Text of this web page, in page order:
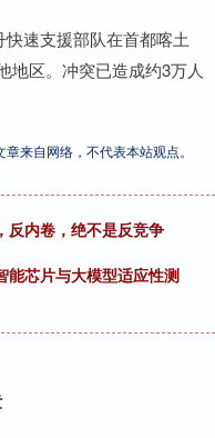
速支援部队在首都喀土
地区。冲突已造成约3万人
来自网络，不代表本站观点。
反内卷，绝不是反竞争
能芯片与大模型适应性测